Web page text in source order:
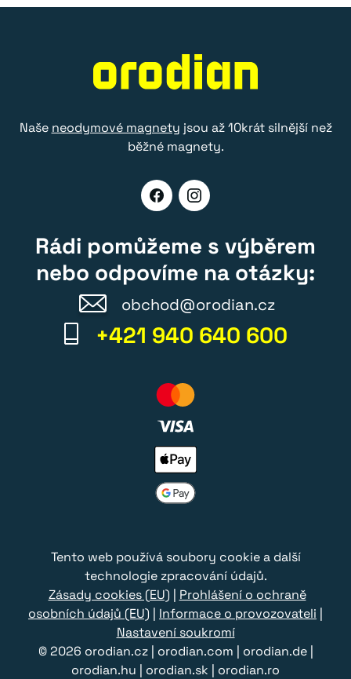
Naše neodymové magnety jsou až 10krát silnější než
běžné magnety.
Rádi pomůžeme s výběrem
nebo odpovíme na otázky:
obchod@orodian.cz
+421 940 640 600
Tento web používá soubory cookie a další
technologie zpracování údajů.
Zásady cookies (EU)
Prohlášení o ochraně
osobních údajů (EU)
Informace o provozovateli
Nastavení soukromí
© 2026 orodian.cz| orodian.com orodian.de|
orodian.hu
orodian.sk orodian.ro